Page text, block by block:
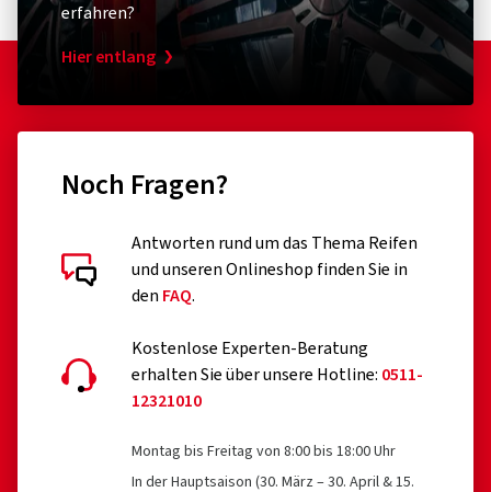
erfahren?
Hier entlang
Noch Fragen?
Antworten rund um das Thema Reifen
und unseren Onlineshop finden Sie in
den FAQ.
Kostenlose Experten-Beratung
erhalten Sie über unsere Hotline: 0511-
12321010
Montag bis Freitag von 8:00 bis 18:00 Uhr
In der Hauptsaison (30. März – 30. April & 15.